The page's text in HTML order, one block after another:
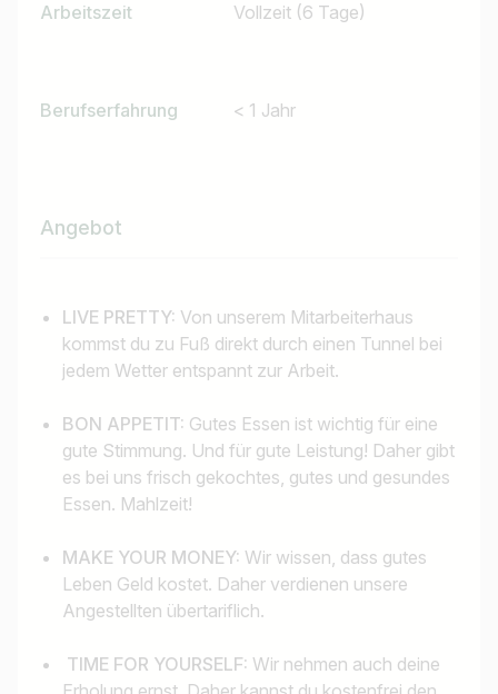
Arbeitszeit Vollzeit (6 Tage)
Berufserfahrung < 1 Jahr
Angebot
LIVE PRETTY: Von unserem Mitarbeiterhaus
kommst du zu Fuß direkt durch einen Tunnel bei
jedem Wetter entspannt zur Arbeit.
BON APPETIT: Gutes Essen ist wichtig für eine
gute Stimmung. Und für gute Leistung! Daher gibt
es bei uns frisch gekochtes, gutes und gesundes
Essen. Mahlzeit!
MAKE YOUR MONEY: Wir wissen, dass gutes
Leben Geld kostet. Daher verdienen unsere
Angestellten übertariflich.
TIME FOR YOURSELF: Wir nehmen auch deine
Jobtitel
z.B. Österreich
Land / Bundesland
Jobs finden